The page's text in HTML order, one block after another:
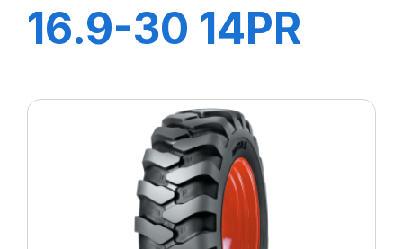
16.9-30 14PR